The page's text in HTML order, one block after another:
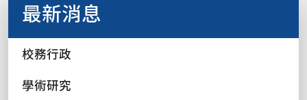
最新消息
校務行政
學術研究